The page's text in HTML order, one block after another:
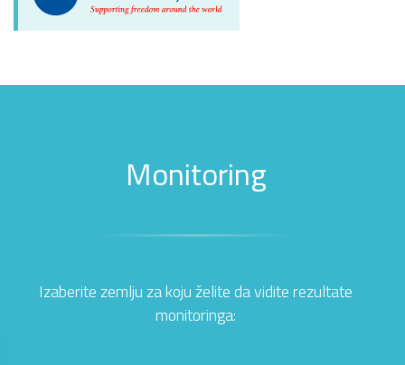
Monitoring
Izaberite zemlju za koju želite da vidite rezultate
monitoringa: